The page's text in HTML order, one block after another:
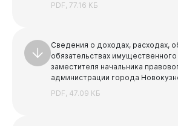
Документы
PDF, 77.16 КБ
Сведения о доходах, расходах,
обязательствах
заместителя начальника
администрации города
PDF, 47.09 КБ